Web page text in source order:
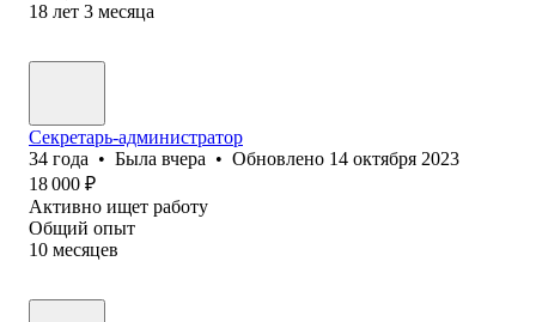
18 лет 3 месяца
Секретарь-администратор
34 года • Была вчера • Обновлено 14 октября 2023
18 000 ₽
Активно ищет работу
Общий опыт
10 месяцев